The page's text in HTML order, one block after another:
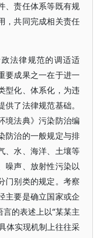
、责任体系等既有规
，共同完成相关责任
法律规范的调适适
要成果之一在于进一
型化、体系化，为违
了法律规范基础。
境法典》污染防治编
防治的一般规定与排
、水、海洋、土壤等
噪声、放射性污染以
门别类的规定。考察
主要是确立国家或企
的表述上以“某某主
体实现机制上往往采